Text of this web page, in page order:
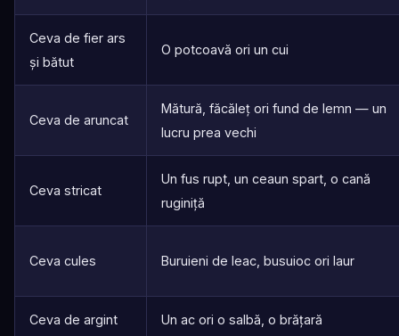
Ceva de fier ars
și bătut
O potcoavă ori un cui
Ceva de aruncat
Mătură, făcăleț ori fund de lemn — un
lucru prea vechi
Ceva stricat
Un fus rupt, un ceaun spart, o cană
ruginiță
Ceva cules Buruieni de leac, busuioc ori laur
Ceva de argint Un ac ori o salbă, o brățară